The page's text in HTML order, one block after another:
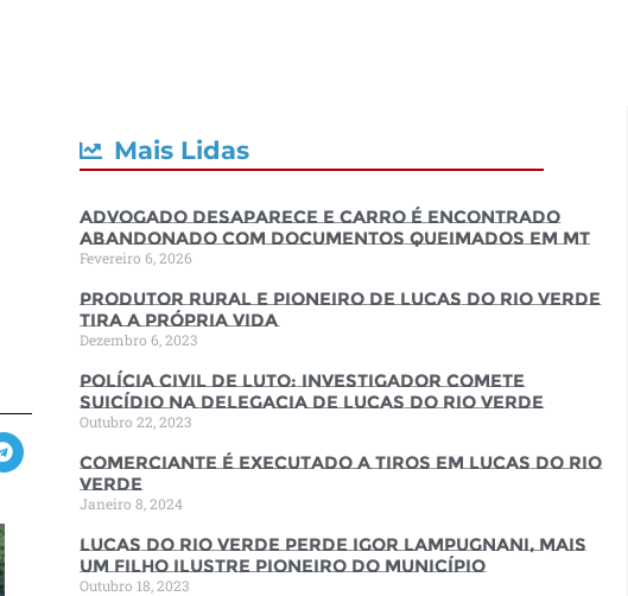
Mais Lidas
Advogado desaparece e carro é encontrado
abandonado com documentos queimados em MT
Fevereiro 6, 2026
Produtor rural e pioneiro de Lucas do Rio Verde
tira a própria vida
Dezembro 6, 2023
Polícia Civil de luto: Investigador comete
suicídio na Delegacia de Lucas do Rio Verde
Outubro 22, 2023
Comerciante é executado a tiros em Lucas do Rio
Verde
Janeiro 8, 2024
Lucas do Rio Verde perde Igor Lampugnani, mais
um filho ilustre pioneiro do município
Outubro 18, 2023